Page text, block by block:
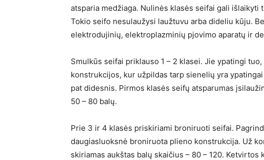
atsparia medžiaga. Nulinės klasės seifai gali išlaikyti
Tokio seifo nesulaužysi laužtuvu arba dideliu kūju.
elektrodujinių, elektroplazminių pjovimo aparatų ir
Smulkūs seifai priklauso 1 – 2 klasei. Jie ypatingi
konstrukcijos, kur užpildas tarp sienelių yra
pat didesnis. Pirmos klasės seifų atsparumas
50 – 80 balų.
Prie 3 ir 4 klasės priskiriami broniruoti seifai.
daugiasluoksnė broniruota plieno konstrukcija. Už
skiriamas aukštas balų skaičius – 80 – 120.